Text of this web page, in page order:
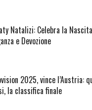
Natalizi: Celebra la
e Devozione
2025, vince l’Austria:
la classifica finale